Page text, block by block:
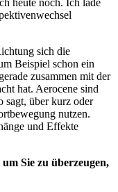
heute noch. Ich lade
sich die
Beispiel schon ein
zusammen mit der
hat. Aerocene sind
sagt, über kurz oder
nutzen.
und Effekte
Sie zu überzeugen,